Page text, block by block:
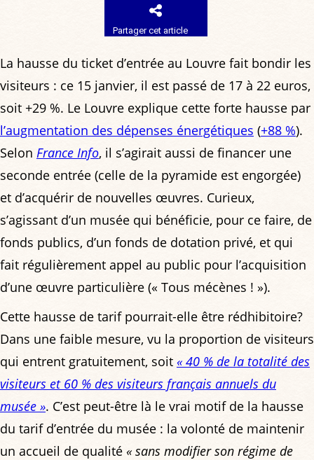
Partager cet article
La hausse du ticket d’entrée au Louvre fait bondir les
visiteurs : ce 15 janvier, il est passé de 17 à 22 euros,
soit +29 %. Le Louvre explique cette forte hausse par
l’augmentation des dépenses énergétiques (+88 %).
Selon France Info, il s’agirait aussi de financer une
seconde entrée (celle de la pyramide est engorgée)
et d’acquérir de nouvelles œuvres. Curieux,
s’agissant d’un musée qui bénéficie, pour ce faire, de
fonds publics, d’un fonds de dotation privé, et qui
fait régulièrement appel au public pour l’acquisition
d’une œuvre particulière (« Tous mécènes ! »).
Cette hausse de tarif pourrait-elle être rédhibitoire?
Dans une faible mesure, vu la proportion de visiteurs
qui entrent gratuitement, soit « 40 % de la totalité des
visiteurs et 60 % des visiteurs français annuels du
musée ». C’est peut-être là le vrai motif de la hausse
du tarif d’entrée du musée : la volonté de maintenir
un accueil de qualité « sans modifier son régime de